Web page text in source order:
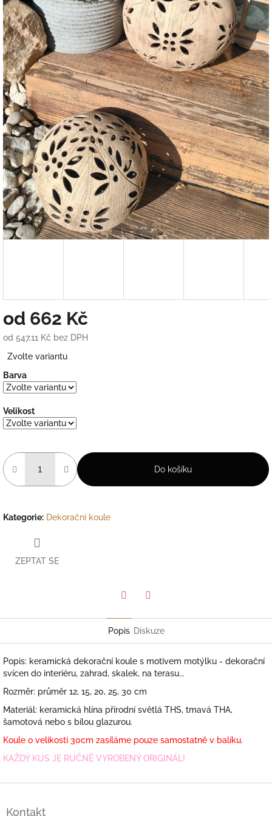
od 662 Kč
od 547,11 Kč bez DPH
cena:
Zvolte variantu
Barva
Velikost
Do košíku
Kategorie: Dekorační koule
ZEPTAT SE
Popis Diskuze
Popis: keramická dekorační koule s motivem motýlku - dekorační
svícen do interiéru, zahrad, skalek, na terasu...
Rozměr: průměr 12, 15, 20, 25, 30 cm
Materiál: keramická hlína přírodní světlá THS, tmavá THA,
šamotová nebo s bílou glazurou.
Koule o velikosti 30cm zasíláme pouze samostatně v balíku.
KAŽDÝ KUS JE RUČNĚ VYROBENÝ ORIGINÁL!
Kontakt